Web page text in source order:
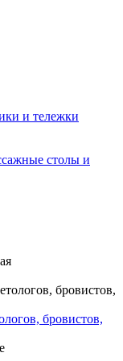
и тележки
столы и
бровистов,